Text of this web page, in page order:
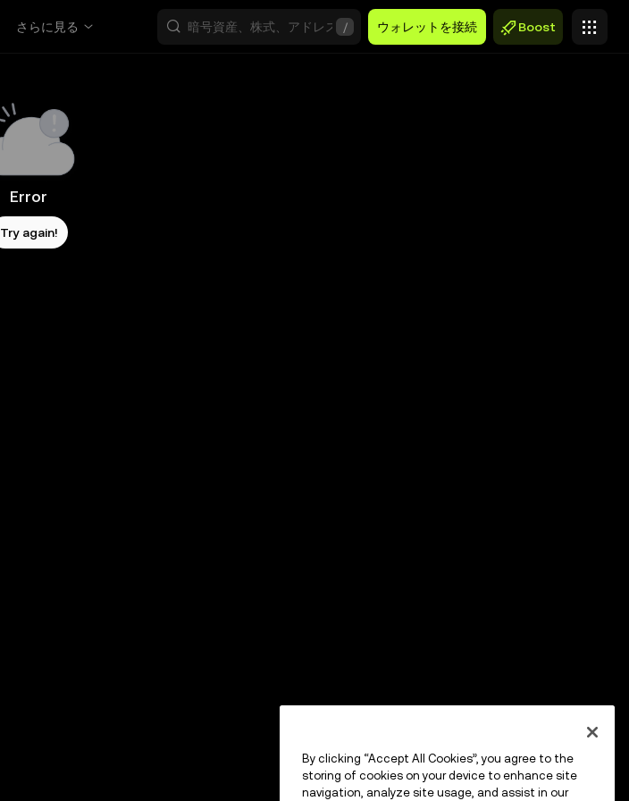
さらに見る / ウォレットを接続 Boost
Error
Try again!
By clicking “Accept All Cookies”, you agree to the
storing of cookies on your device to enhance site
navigation, analyze site usage, and assist in our